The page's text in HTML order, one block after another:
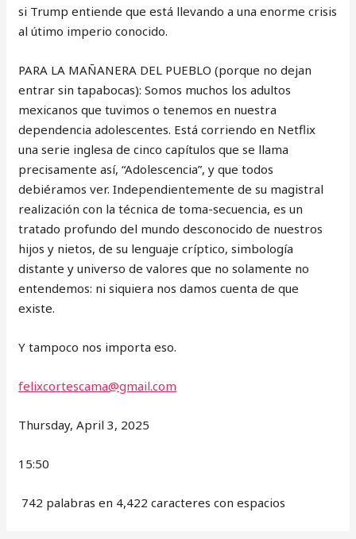
si Trump entiende que está llevando a una enorme crisis
al útimo imperio conocido.
PARA LA MAÑANERA DEL PUEBLO (porque no dejan
entrar sin tapabocas): Somos muchos los adultos
mexicanos que tuvimos o tenemos en nuestra
dependencia adolescentes. Está corriendo en Netflix
una serie inglesa de cinco capítulos que se llama
precisamente así, “Adolescencia”, y que todos
debiéramos ver. Independientemente de su magistral
realización con la técnica de toma-secuencia, es un
tratado profundo del mundo desconocido de nuestros
hijos y nietos, de su lenguaje críptico, simbología
distante y universo de valores que no solamente no
entendemos: ni siquiera nos damos cuenta de que
existe.
Y tampoco nos importa eso.
felixcortescama@gmail.com
Thursday, April 3, 2025
15:50
742 palabras en 4,422 caracteres con espacios